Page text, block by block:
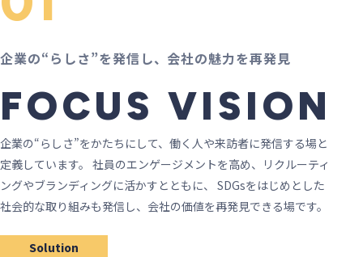
企業の“らしさ”を発信し、会社の魅力を再発見
FOCUS VISION
企業の“らしさ”をかたちにして、働く人や来訪者に発信する場と
定義しています。 社員のエンゲージメントを高め、リクルーティ
ングやブランディングに活かすとともに、 SDGsをはじめとした
社会的な取り組みも発信し、会社の価値を再発見できる場です。
Solution